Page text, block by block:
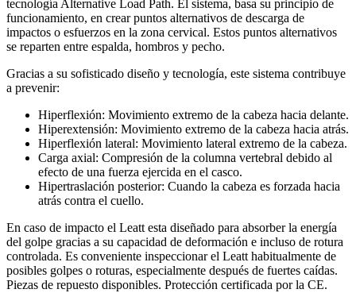
tecnología Alternative Load Path. El sistema, basa su principio de
funcionamiento, en crear puntos alternativos de descarga de
impactos o esfuerzos en la zona cervical. Estos puntos alternativos
se reparten entre espalda, hombros y pecho.
Gracias a su sofisticado diseño y tecnología, este sistema contribuye
a prevenir:
Hiperflexión: Movimiento extremo de la cabeza hacia delante.
Hiperextensión: Movimiento extremo de la cabeza hacia atrás.
Hiperflexión lateral: Movimiento lateral extremo de la cabeza.
Carga axial: Compresión de la columna vertebral debido al
efecto de una fuerza ejercida en el casco.
Hipertraslación posterior: Cuando la cabeza es forzada hacia
atrás contra el cuello.
En caso de impacto el Leatt esta diseñado para absorber la energía
del golpe gracias a su capacidad de deformación e incluso de rotura
controlada. Es conveniente inspeccionar el Leatt habitualmente de
posibles golpes o roturas, especialmente después de fuertes caídas.
Piezas de repuesto disponibles. Protección certificada por la CE.